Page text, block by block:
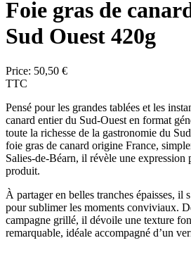
Foie gras de
Sud Ouest 420g
Price: 50,50 €
TTC
Pensé pour les grandes tablées et les
canard entier du Sud-Ouest en format
toute la richesse de la gastronomie du
foie gras de canard origine France,
Salies-de-Béarn, il révèle une expression
produit.
À partager en belles tranches épaisses, il
pour sublimer les moments conviviaux.
campagne grillé, il dévoile une texture
remarquable, idéale accompagné d’un